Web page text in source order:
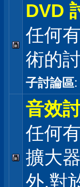
DVD
任何
術的
子討論區:
音效
任何
擴大
外,對